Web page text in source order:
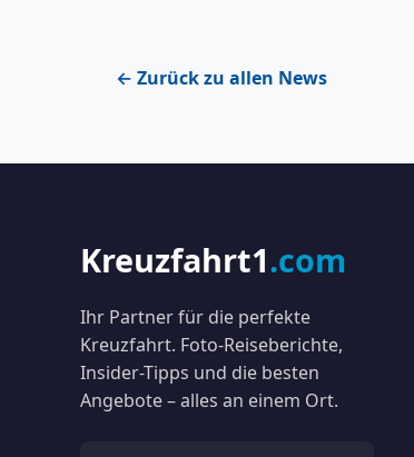
← Zurück zu allen News
Kreuzfahrt1.com
Ihr Partner für die perfekte
Kreuzfahrt. Foto-Reiseberichte,
Insider-Tipps und die besten
Angebote – alles an einem Ort.